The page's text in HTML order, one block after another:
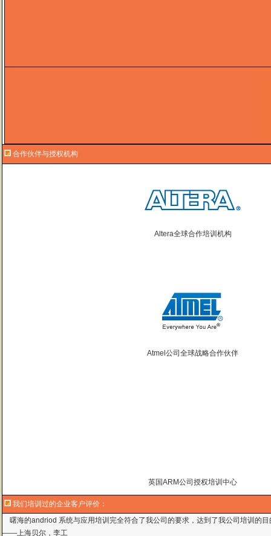
合作伙伴与授权机构
Altera全球合作培训机构
Atmel公司全球战略合作伙伴
英国ARM公司授权培训中心
我们培训过的企业客户评价：
曙海的andriod 系统与应用培训完全符合了我公司的要求，达到了我公司培训的
曙海培训DSP2000的老师，上课思路清晰，口齿清楚，由浅入深，重点突出，培